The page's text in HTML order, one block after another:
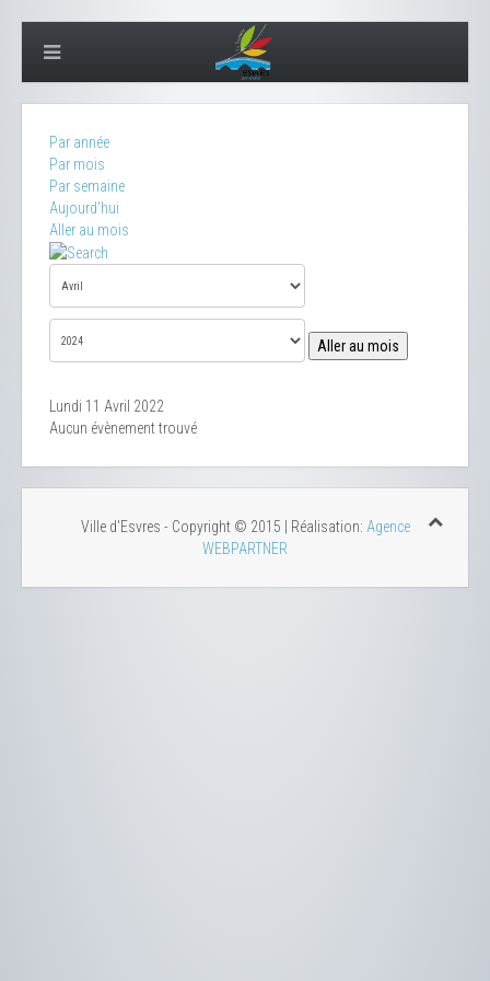
Par année
Par mois
Par semaine
Aujourd'hui
Aller au mois
Aller au mois
Lundi 11 Avril 2022
Aucun évènement trouvé
Ville d'Esvres - Copyright © 2015 | Réalisation: Agence
WEBPARTNER